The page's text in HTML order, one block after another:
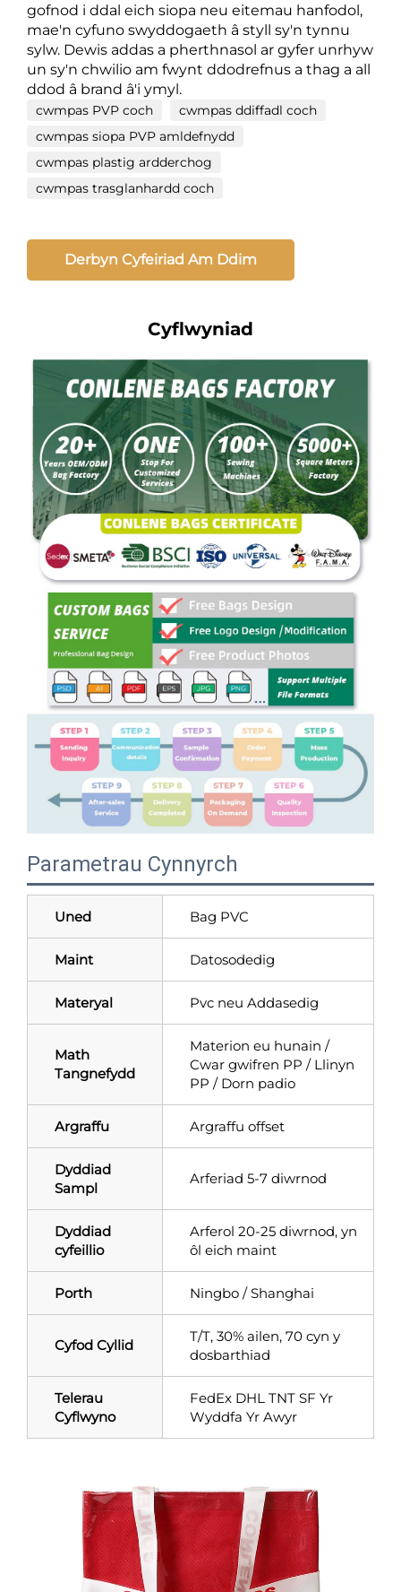
gofnod i ddal eich siopa neu eitemau hanfodol,
mae'n cyfuno swyddogaeth â styll sy'n tynnu
sylw. Dewis addas a pherthnasol ar gyfer unrhyw
un sy'n chwilio am fwynt ddodrefnus a thag a all
ddod â brand â'i ymyl.
cwmpas PVP coch
cwmpas ddiffadl coch
cwmpas siopa PVP amldefnydd
cwmpas plastig ardderchog
cwmpas trasglanhardd coch
Derbyn Cyfeiriad Am Ddim
Cyflwyniad
Parametrau Cynnyrch
Uned Bag PVC
Maint Datosodedig
Materyal Pvc neu Addasedig
Math
Tangnefydd
Materion eu hunain /
Cwar gwifren PP / Llinyn
PP / Dorn padio
Argraffu Argraffu offset
Dyddiad
Sampl
Arferiad 5-7 diwrnod
Dyddiad
cyfeillio
Arferol 20-25 diwrnod, yn
ôl eich maint
Porth Ningbo / Shanghai
Cyfod Cyllid
T/T, 30% ailen, 70 cyn y
dosbarthiad
Telerau
Cyflwyno
FedEx DHL TNT SF Yr
Wyddfa Yr Awyr